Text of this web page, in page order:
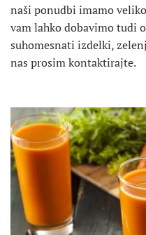
naši ponudbi imamo
vam lahko dobavimo tudi
suhomesnati izdelki,
nas prosim kontaktirajte.